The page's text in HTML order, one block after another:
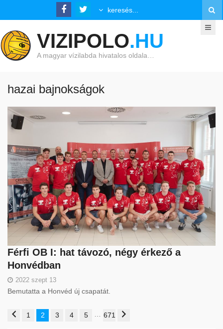
VIZIPOLO.HU
A magyar vízilabda hivatalos oldala…
hazai bajnokságok
Férfi OB I: hat távozó, négy érkező a
Honvédban
2022 szept 13
Bemutatta a Honvéd új csapatát.
1 2 3 4 5 671